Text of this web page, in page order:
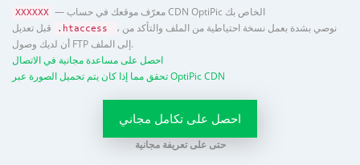
XXXXXX
— معرّف موقعك في حساب CDN OptiPic الخاص بك
.htaccess
، نوصي بشدة بعمل نسخة احتياطية من الملف والتأكد من
أن لديك وصول FTP إلى الملف.
احصل على مساعدة مجانية في الاتصال
تحقق مما إذا كان يتم تحميل الصورة عبر OptiPic CDN
احصل على تكامل مجاني
حتى على تعريفة مجانية